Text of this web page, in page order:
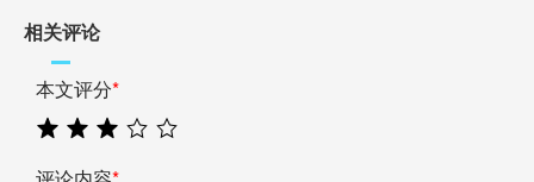
相关评论
本文评分*